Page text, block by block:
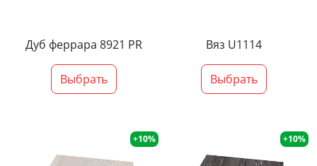
Дуб феррара 8921 PR
Выбрать
Вяз U1114
Выбрать
+10% +10%